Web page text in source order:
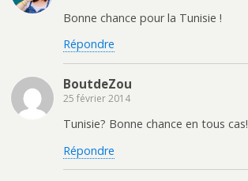
Bonne chance pour la Tunisie !
Répondre
BoutdeZou
25 février 2014
Tunisie? Bonne chance en tous cas!
Répondre